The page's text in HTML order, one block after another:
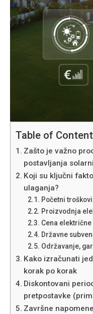
Table of
Zašto je važno
postavljanja
Koji su ključni
ulaganja?
Početni
Proizvodnja
Cena
Državne
Održavanje,
Kako izračunati
korak po korak
Diskontovani
pretpostavke
Završne